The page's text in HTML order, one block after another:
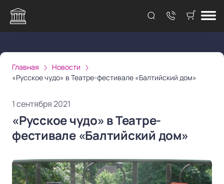
Главная
Новости
«Русское чудо» в Театре-фестивале «Балтийский дом»
1 сентября 2021
«Русское чудо» в Театре-
фестивале «Балтийский дом»